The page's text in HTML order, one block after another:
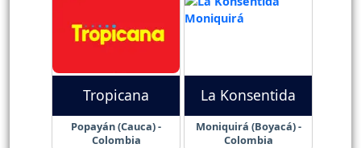
Tropicana
Popayán (Cauca) -
Colombia
La Konsentida
Moniquirá (Boyacá) -
Colombia